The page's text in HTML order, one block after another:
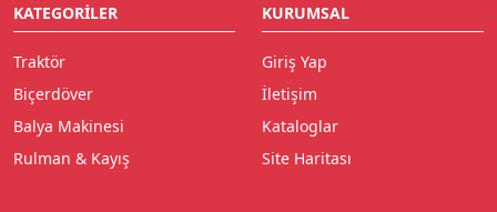
KATEGORILER
Traktör
Biçerdöver
Balya Makinesi
Rulman & Kayış
KURUMSAL
Giriş Yap
İletişim
Kataloglar
Site Haritası